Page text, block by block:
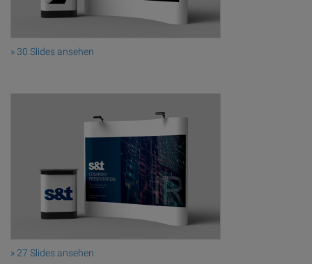
» 30 Slides ansehen
» 27 Slides ansehen